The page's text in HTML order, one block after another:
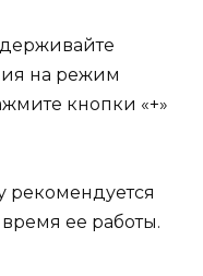
на режим
кнопки «+»
рекомендуется
ее работы.